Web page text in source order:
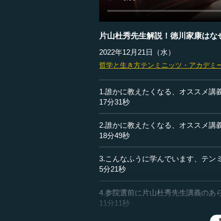
片山杜秀先生解説！徳川家康はな
2022年12月21日（水）
哲学と生き方テンミニッツ・アカデミ
1.誰かに教えたくなる、オススメ講
17分31秒
2.誰かに教えたくなる、オススメ講
18分49秒
3.こんなふうに学んでいます、テン
5分21秒
4.参院選前に片山杜秀先生講義のあ
11分11秒